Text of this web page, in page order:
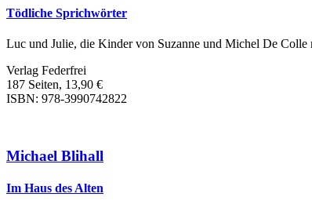
Tödliche Sprichwörter
Luc und Julie, die Kinder von Suzanne und Michel De Colle
Verlag Federfrei
187 Seiten, 13,90 €
ISBN: 978-3990742822
Michael Blihall
Im Haus des Alten